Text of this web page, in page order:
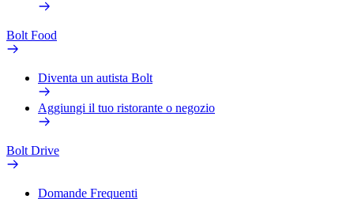
Bolt Food
Diventa un autista Bolt
Aggiungi il tuo ristorante o negozio
Bolt Drive
Domande Frequenti